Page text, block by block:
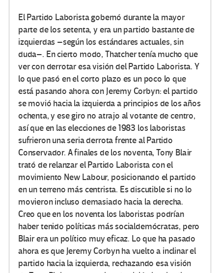
El Partido Laborista gobernó durante la mayor
parte de los setenta, y era un partido bastante de
izquierdas –según los estándares actuales, sin
duda–. En cierto modo, Thatcher tenía mucho que
ver con derrotar esa visión del Partido Laborista. Y
lo que pasó en el corto plazo es un poco lo que
está pasando ahora con Jeremy Corbyn: el partido
se movió hacia la izquierda a principios de los años
ochenta, y ese giro no atrajo al votante de centro,
así que en las elecciones de 1983 los laboristas
sufrieron una seria derrota frente al Partido
Conservador. A finales de los noventa, Tony Blair
trató de relanzar el Partido Laborista con el
movimiento New Labour, posicionando el partido
en un terreno más centrista. Es discutible si no lo
movieron incluso demasiado hacia la derecha.
Creo que en los noventa los laboristas podrían
haber tenido políticas más socialdemócratas, pero
Blair era un político muy eficaz. Lo que ha pasado
ahora es que Jeremy Corbyn ha vuelto a inclinar el
partido hacia la izquierda, rechazando esa visión